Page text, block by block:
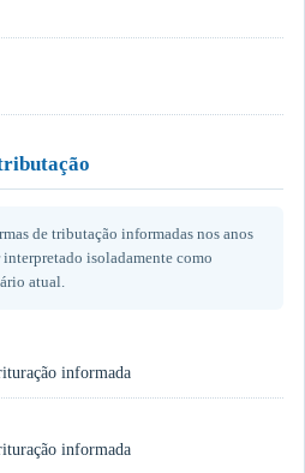
de tributação informadas nos anos
isoladamente como
atual.
informada
informada